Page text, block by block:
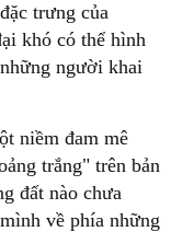
trưng của
khó có thể hình
người khai
niềm đam mê
trắng" trên bản
đất nào chưa
về phía những